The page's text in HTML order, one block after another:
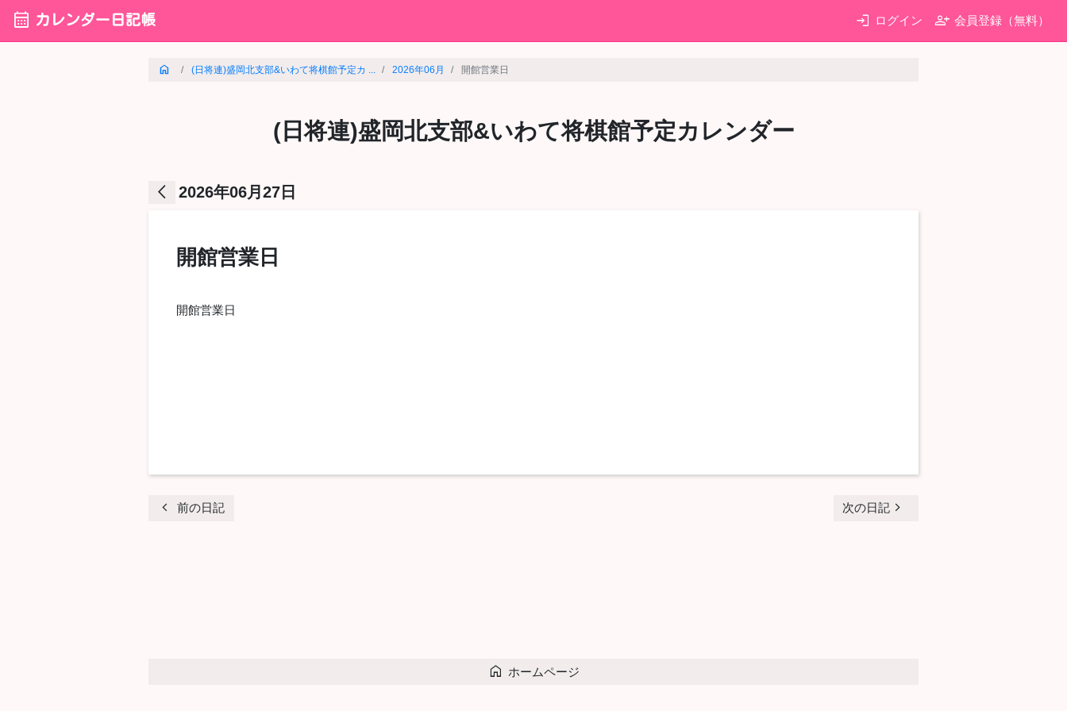
calendar_month カレンダー日記帳 login ログイン person_add 会員登録（無料）
home (日将連)盛岡北支部&いわて将棋館予定カ ... 2026年06月 開館営業日
(日将連)盛岡北支部&いわて将棋館予定カレンダー
arrow_back_ios 2026年06月27日
開館営業日
開館営業日
chevron_left 前の日記 次の日記navigate_next
home ホームページ